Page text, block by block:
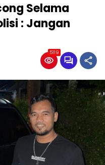
Selama
: Jangan
5119